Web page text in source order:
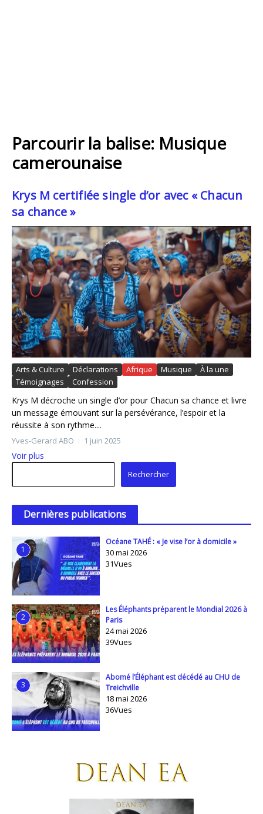
Parcourir la balise: Musique
camerounaise
Krys M certifiée single d’or avec « Chacun
sa chance »
Arts & Culture Déclarations Afrique Musique
À la une
Témoignages
Confession
Krys M décroche un single d’or pour Chacun sa chance et livre
un message émouvant sur la persévérance, l’espoir et la
réussite à son rythme....
Yves-Gerard ABO 1 juin 2025
Voir plus
Rechercher
Rechercher
Dernières publications
1
Océane TAHÉ : « Je vise l’or à domicile »
30 mai 2026
31Vues
2
Les Éléphants préparent le Mondial 2026 à
Paris
24 mai 2026
39Vues
3
Abomé l’Éléphant est décédé au CHU de
Treichville
18 mai 2026
36Vues